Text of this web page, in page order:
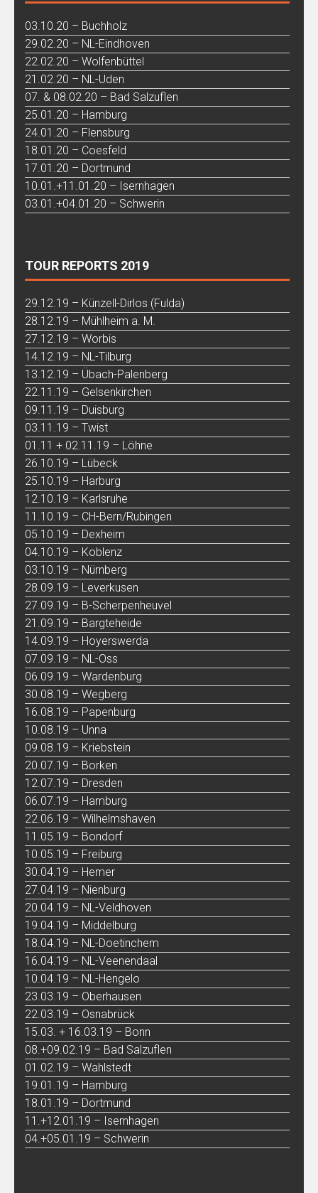
03.10.20 – Buchholz
29.02.20 – NL-Eindhoven
22.02.20 – Wolfenbüttel
21.02.20 – NL-Uden
07. & 08.02.20 – Bad Salzuflen
25.01.20 – Hamburg
24.01.20 – Flensburg
18.01.20 – Coesfeld
17.01.20 – Dortmund
10.01.+11.01.20 – Isernhagen
03.01.+04.01.20 – Schwerin
TOUR REPORTS 2019
29.12.19 – Künzell-Dirlos (Fulda)
28.12.19 – Mühlheim a. M.
27.12.19 – Worbis
14.12.19 – NL-Tilburg
13.12.19 – Übach-Palenberg
22.11.19 – Gelsenkirchen
09.11.19 – Duisburg
03.11.19 – Twist
01.11 + 02.11.19 – Löhne
26.10.19 – Lübeck
25.10.19 – Harburg
12.10.19 – Karlsruhe
11.10.19 – CH-Bern/Rubingen
05.10.19 – Dexheim
04.10.19 – Koblenz
03.10.19 – Nürnberg
28.09.19 – Leverkusen
27.09.19 – B-Scherpenheuvel
21.09.19 – Bargteheide
14.09.19 – Hoyerswerda
07.09.19 – NL-Oss
06.09.19 – Wardenburg
30.08.19 – Wegberg
16.08.19 – Papenburg
10.08.19 – Unna
09.08.19 – Kriebstein
20.07.19 – Borken
12.07.19 – Dresden
06.07.19 – Hamburg
22.06.19 – Wilhelmshaven
11.05.19 – Bondorf
10.05.19 – Freiburg
30.04.19 – Hemer
27.04.19 – Nienburg
20.04.19 – NL-Veldhoven
19.04.19 – Middelburg
18.04.19 – NL-Doetinchem
16.04.19 – NL-Veenendaal
10.04.19 – NL-Hengelo
23.03.19 – Oberhausen
22.03.19 – Osnabrück
15.03. + 16.03.19 – Bonn
08.+09.02.19 – Bad Salzuflen
01.02.19 – Wahlstedt
19.01.19 – Hamburg
18.01.19 – Dortmund
11.+12.01.19 – Isernhagen
04.+05.01.19 – Schwerin